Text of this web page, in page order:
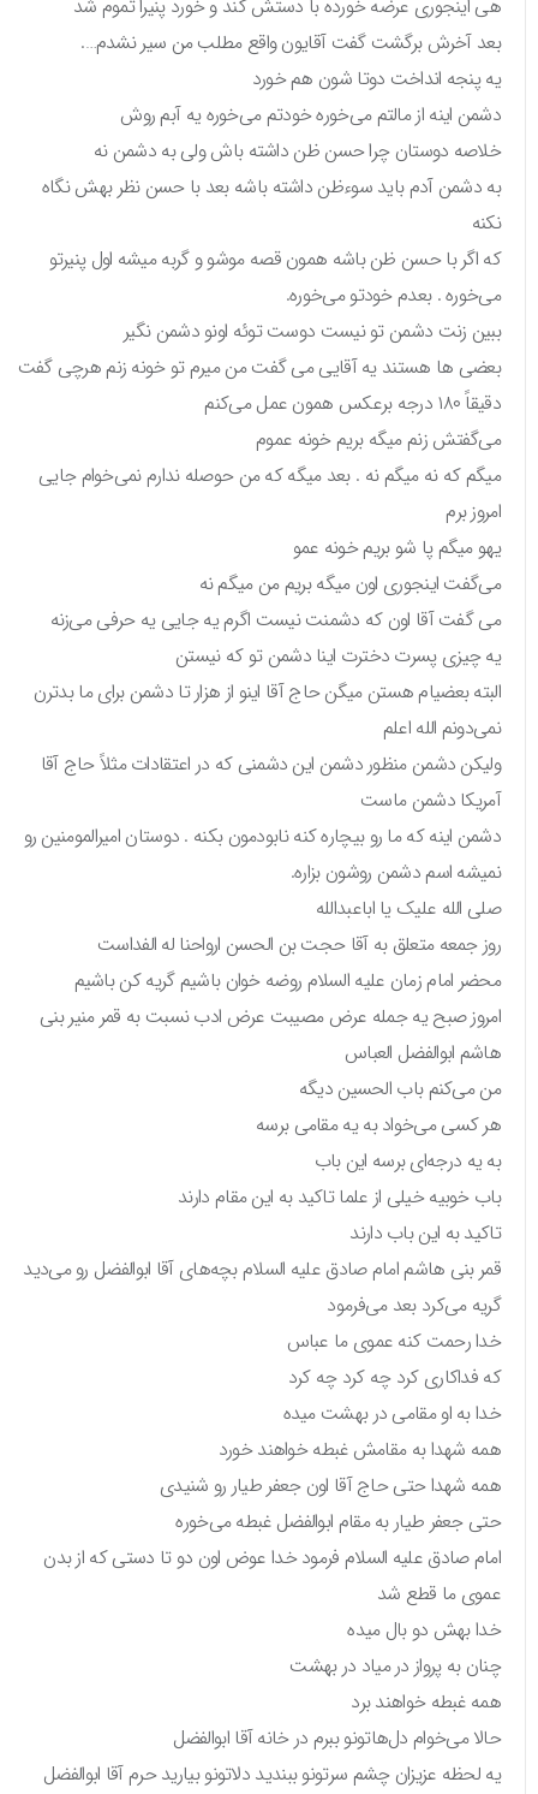
هی اینجوری عرضه خورده با دستش کند و خورد پنیرا تموم شد
بعد آخرش برگشت گفت آقایون واقع مطلب من سیر نشدم….
یه پنجه انداخت دوتا شون هم خورد
دشمن اینه از مالتم می‌خوره خودتم می‌خوره یه آبم روش
خلاصه دوستان چرا حسن ظن داشته باش ولی به دشمن نه
به دشمن آدم باید سوءظن داشته باشه بعد با حسن نظر بهش نگاه
نکنه
که اگر با حسن ظن باشه همون قصه موشو و گربه میشه اول پنیرتو
می‌خوره . بعدم خودتو می‌خوره.
ببین زنت دشمن تو نیست دوست توئه اونو دشمن نگیر
بعضی ها هستند یه آقایی می گفت من میرم تو خونه زنم هرچی گفت
دقیقاً ۱۸۰ درجه برعکس همون عمل می‌کنم
می‌گفتش زنم میگه بریم خونه عموم
میگم که نه میگم نه . بعد میگه که من حوصله ندارم نمی‌خوام جایی
امروز برم
یهو میگم پا شو بریم خونه عمو
می‌گفت اینجوری اون میگه بریم من میگم نه
می گفت آقا اون که دشمنت نیست اگرم یه جایی یه حرفی می‌زنه
یه چیزی پسرت دخترت اینا دشمن تو که نیستن
البته بعضیام هستن میگن حاج آقا اینو از هزار تا دشمن برای ما بدترن
نمی‌دونم الله اعلم
ولیکن دشمن منظور دشمن این دشمنی که در اعتقادات مثلاً حاج آقا
آمریکا دشمن ماست
دشمن اینه که ما رو بیچاره کنه نابودمون بکنه . دوستان امیرالمومنین رو
نمیشه اسم دشمن روشون بزاره.
صلی الله علیک یا اباعبدالله
روز جمعه متعلق به آقا حجت بن الحسن ارواحنا له الفداست
محضر امام زمان علیه السلام روضه خوان باشیم گریه کن باشیم
امروز صبح یه جمله عرض مصیبت عرض ادب نسبت به قمر منیر بنی
هاشم ابوالفضل العباس
من می‌کنم باب الحسین دیگه
هر کسی می‌خواد به یه مقامی برسه
به یه درجه‌ای برسه این باب
باب خوبیه خیلی از علما تاکید به این مقام دارند
تاکید به این باب دارند
قمر بنی هاشم امام صادق علیه السلام بچه‌های آقا ابوالفضل رو می‌دید
گریه می‌کرد بعد می‌فرمود
خدا رحمت کنه عموی ما عباس
که فداکاری کرد چه کرد چه کرد
خدا به او مقامی در بهشت میده
همه شهدا به مقامش غبطه خواهند خورد
همه شهدا حتی حاج آقا اون جعفر طیار رو شنیدی
حتی جعفر طیار به مقام ابوالفضل غبطه می‌خوره
امام صادق علیه السلام فرمود خدا عوض اون دو تا دستی که از بدن
عموی ما قطع شد
خدا بهش دو بال میده
چنان به پرواز در میاد در بهشت
همه غبطه خواهند برد
حالا می‌خوام دل‌هاتونو ببرم در خانه آقا ابوالفضل
یه لحظه عزیزان چشم سرتونو ببندید دلاتونو بیارید حرم آقا ابوالفضل